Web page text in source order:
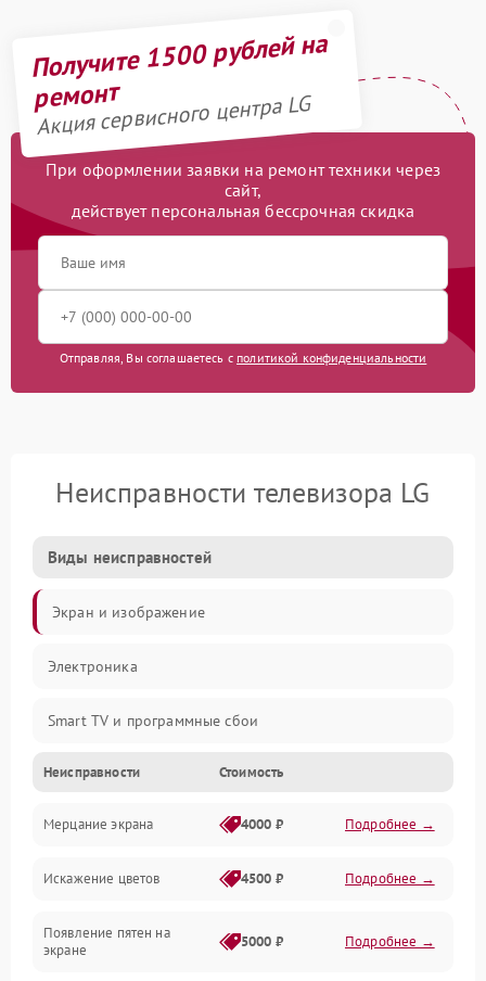
Получите 1500 рублей на
ремонт
Акция сервисного центра LG
При оформлении заявки на ремонт техники через
сайт,
действует персональная бессрочная скидка
Отправляя, Вы соглашаетесь с политикой конфиденциальности
Неисправности телевизора LG
Виды неисправностей
Экран и изображение
Электроника
Smart TV и программные сбои
Питание и запуск
Подсветка и LED-модули
Звук и аудиосистема
Сигнал и приём каналов
Неисправности Стоимость
Мерцание экрана 4000 ₽ Подробнее →
Искажение цветов 4500 ₽ Подробнее →
Появление пятен на
экране
5000 ₽ Подробнее →